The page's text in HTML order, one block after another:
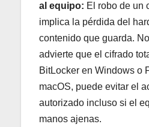
al equipo: El robo de un
implica la pérdida del
contenido que guarda.
advierte que el cifrado
BitLocker en Windows o
macOS, puede evitar el
autorizado incluso si el
manos ajenas.